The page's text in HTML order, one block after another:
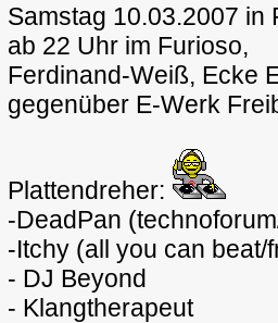
Samstag 10.03.2007 in
ab 22 Uhr im Furioso,
Ferdinand-Weiß, Ecke
gegenüber E-Werk
Plattendreher:
-DeadPan
-Itchy (all you can beat/
- DJ Beyond
- Klangtherapeut